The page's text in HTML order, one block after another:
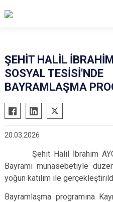
Alaca
Boğazkale
Laçin
ŞEHİT HALİL
SOSYAL TESİSİ'NDE
BAYRAMLAŞMA
20.03.2026
Şehit Halil İbrahim
Bayramı münasebetiyle
yoğun katılım ile
Bayramlaşma programına